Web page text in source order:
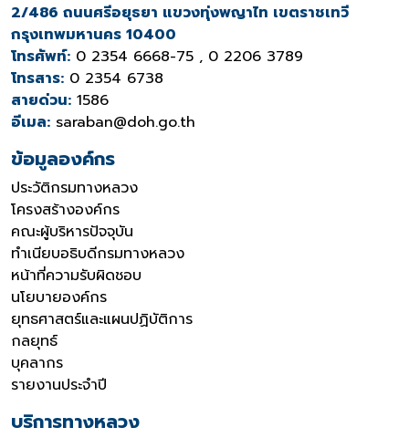
2/486 ถนนศรีอยุธยา แขวงทุ่งพญาไท เขตราชเทวี
กรุงเทพมหานคร 10400
โทรศัพท์: 0 2354 6668-75 , 0 2206 3789
โทรสาร: 0 2354 6738
สายด่วน: 1586
อีเมล: saraban@doh.go.th
ข้อมูลองค์กร
ประวัติกรมทางหลวง
โครงสร้างองค์กร
คณะผู้บริหารปัจจุบัน
ทำเนียบอธิบดีกรมทางหลวง
หน้าที่ความรับผิดชอบ
นโยบายองค์กร
ยุทธศาสตร์และแผนปฏิบัติการ
กลยุทธ์
บุคลากร
รายงานประจำปี
บริการทางหลวง